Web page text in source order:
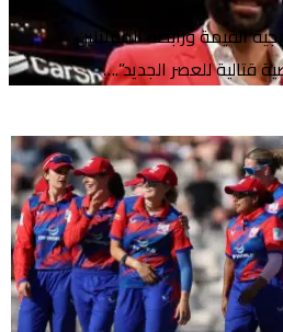
القيمة ورابطة المقاتلين
قتالية للعصر الجديد”.…